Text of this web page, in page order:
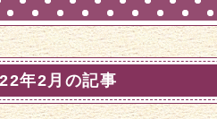
年2月の記事